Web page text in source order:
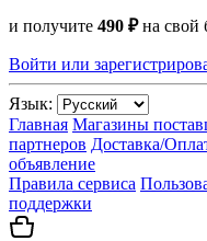
и получите 490 ₽на свой
Войти или
Язык:
Главная Магазины
партнеров Доставка/
объявление
Правила сервиса
поддержки